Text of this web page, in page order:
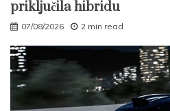
priključila hibridu
07/08/2026 2 min read